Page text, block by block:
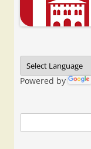
Powered by
nach: